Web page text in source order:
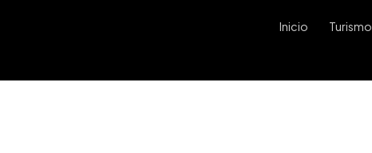
Inicio Turismo